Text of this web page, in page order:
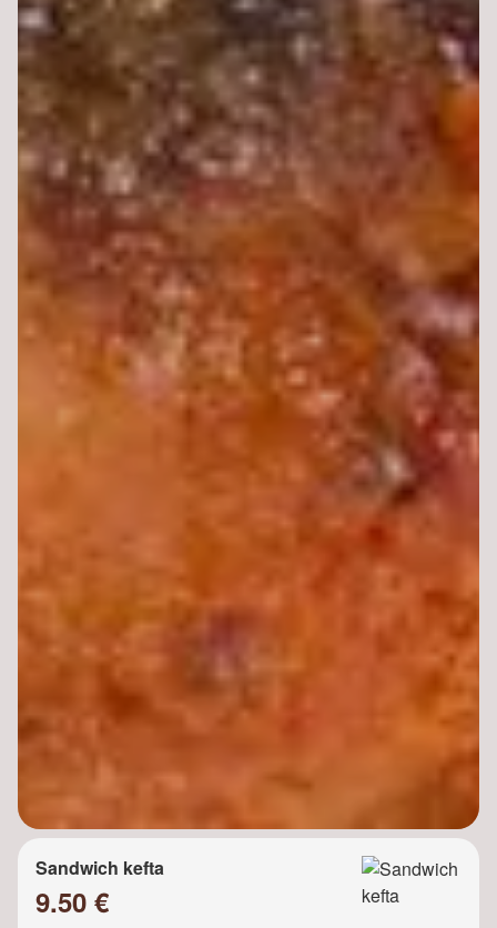
Sandwich kefta
9.50 €